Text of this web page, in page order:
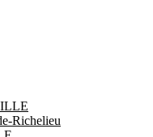
Richelieu